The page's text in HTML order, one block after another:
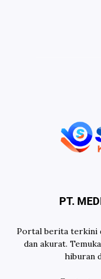
PT.
Portal berita terkini
dan akurat.
hiburan